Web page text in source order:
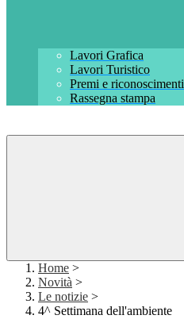
Lavori Grafica
Lavori Turistico
Premi e riconoscimenti
Rassegna stampa
Home >
Novità >
Le notizie >
4^ Settimana dell'ambiente